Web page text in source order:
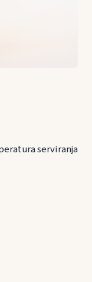
serviranja